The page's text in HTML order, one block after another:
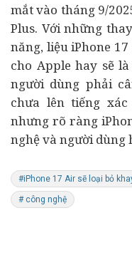
mắt vào tháng 9/
Plus. Với những
năng, liệu iPhone
cho Apple hay sẽ
người dùng phải
chưa lên tiếng
nhưng rõ ràng
nghệ và người dùng
#iPhone 17 Air sẽ loại bỏ
# công nghệ